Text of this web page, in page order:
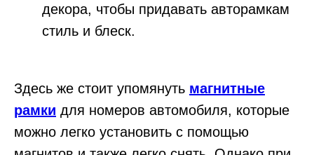
декора, чтобы придавать авторамкам
стиль и блеск.
Здесь же стоит упомянуть магнитные
рамки для номеров автомобиля, которые
можно легко установить с помощью